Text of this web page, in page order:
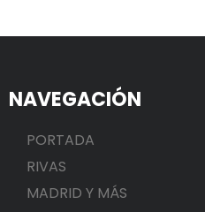
NAVEGACIÓN
PORTADA
RIVAS
MADRID Y MÁS